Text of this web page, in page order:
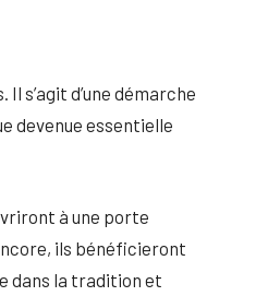
s’agit d’une démarche
devenue essentielle
à une porte
ils bénéficieront
dans la tradition et